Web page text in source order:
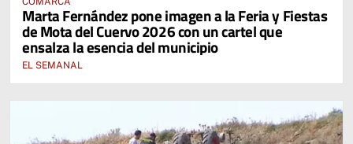
Marta Fernández pone imagen a la Feria y Fiestas
de Mota del Cuervo 2026 con un cartel que
ensalza la esencia del municipio
EL SEMANAL